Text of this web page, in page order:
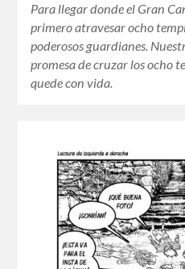
Para llegar donde el Gran
primero atravesar ocho
poderosos guardianes.
promesa de cruzar los ocho
quede con vida.